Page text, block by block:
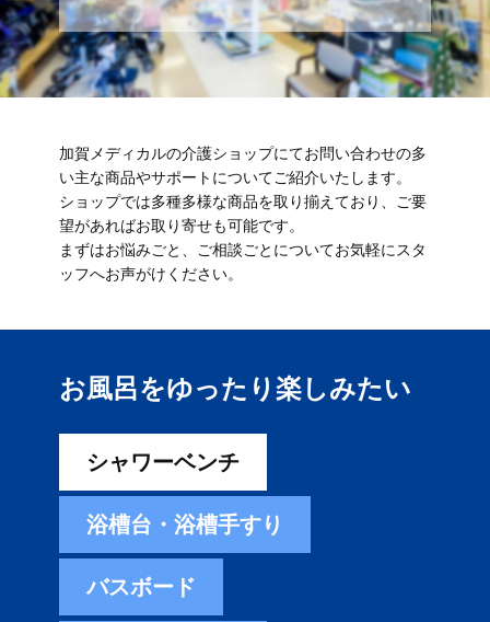
加賀メディカルの介護ショップにてお問い合わせの多
い主な商品やサポートについてご紹介いたします。
ショップでは多種多様な商品を取り揃えており、ご要
望があればお取り寄せも可能です。
まずはお悩みごと、ご相談ごとについてお気軽にスタ
ッフへお声がけください。
お風呂をゆったり楽しみ​たい
シャワーベンチ
浴槽台・浴槽手すり
バスボード